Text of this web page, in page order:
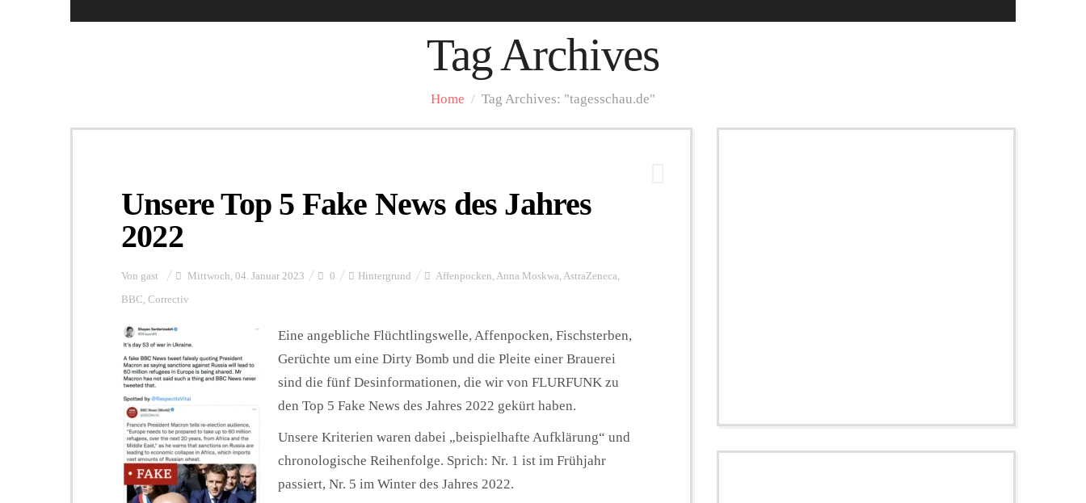
Tag Archives
Home / Tag Archives: "tagesschau.de"
Unsere Top 5 Fake News des Jahres
2022
Von gast Mittwoch, 04. Januar 2023 0 Hintergrund Affenpocken, Anna Moskwa, AstraZeneca,
BBC, Correctiv
Eine angebliche Flüchtlingswelle, Affenpocken, Fischsterben,
Gerüchte um eine Dirty Bomb und die Pleite einer Brauerei
sind die fünf Desinformationen, die wir von FLURFUNK zu
den Top 5 Fake News des Jahres 2022 gekürt haben.
Unsere Kriterien waren dabei „beispielhafte Aufklärung“ und
chronologische Reihenfolge. Sprich: Nr. 1 ist im Frühjahr
passiert, Nr. 5 im Winter des Jahres 2022.